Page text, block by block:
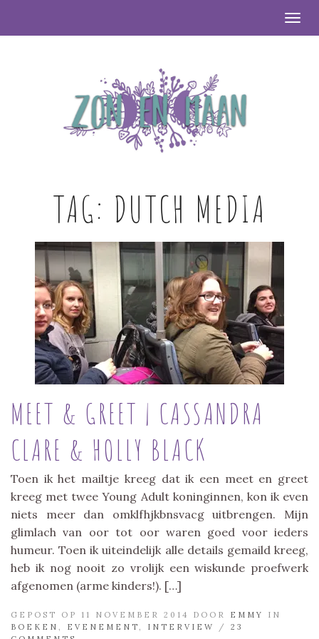
TAG: DUTCH MEDIA
MEET & GREET | CASSANDRA
CLARE & HOLLY BLACK
Toen ik het mailtje kreeg dat ik een meet en greet
kreeg met twee Young Adult koninginnen, kon ik even
niets meer dan omklfhjkbnsvacg uitbrengen. Mijn
glimlach van oor tot oor waren goed voor ieders
humeur. Toen ik uiteindelijk alle details gemaild kreeg,
heb ik nog nooit zo vrolijk een wiskunde proefwerk
afgenomen (arme kinders!). […]
GEPOST OP 11 NOVEMBER 2014 DOOR EMMY
IN
BOEKEN
EVENEMENT INTERVIEW / 23